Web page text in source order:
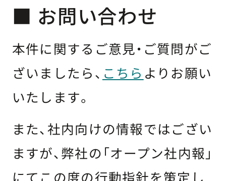
■ お問い合わせ
本件に関するご意見・ご質問がご
ざいましたら、 こちら よりお願い
いたします。
また、社内向けの情報ではござい
ますが、弊社の「オープン社内報」
にてこの度の行動指針を策定し